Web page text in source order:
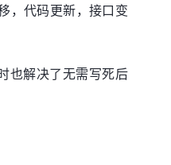
，代码更新，接口变
也解决了无需写死后